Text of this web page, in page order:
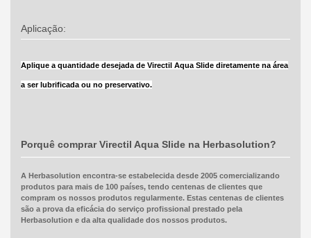
Aplicação:
Aplique a quantidade desejada de Virectil Aqua Slide diretamente na área
a ser lubrificada ou no preservativo.
Porquê comprar Virectil Aqua Slide na Herbasolution?
A Herbasolution encontra-se estabelecida desde 2005 comercializando
produtos para mais de 100 países, tendo centenas de clientes que
compram os nossos produtos regularmente. Estas centenas de clientes
são a prova da eficácia do serviço profissional prestado pela
Herbasolution e da alta qualidade dos nossos produtos.